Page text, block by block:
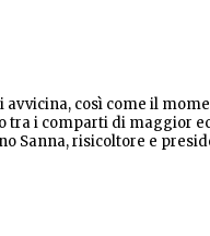
così come il
tra i comparti di maggior
Sanna, risicoltore e